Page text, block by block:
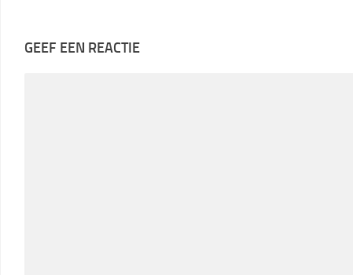
GEEF EEN REACTIE